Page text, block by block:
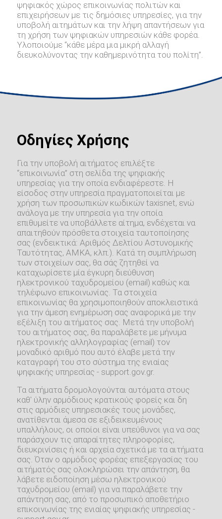
ψηφιακός χώρος επικοινωνίας πολιτών και
επιχειρήσεων με τις δημόσιες υπηρεσίες, για την
υποβολή αιτημάτων και την λήψη απαντήσεων για
τη χρήση των ψηφιακών υπηρεσιών κάθε φορέα.
Υλοποιούμε “κάθε μέρα μια μικρή αλλαγή
διευκολύνοντας την καθημερινότητα του πολίτη”.
Οδηγίες Χρήσης
Για την υποβολή αιτήματος επιλέξτε
“επικοινωνία” στη σελίδα της ψηφιακής
υπηρεσίας για την οποία ενδιαφέρεστε. Η
είσοδος στην υπηρεσία πραγματοποιείται με
χρήση των προσωπικών κωδικών taxisnet, ενώ
ανάλογα με την υπηρεσία για την οποία
επιθυμείτε να υποβάλλετε αίτημα, ενδέχεται να
απαιτηθούν πρόσθετα στοιχεία ταυτοποίησης
σας (ενδεικτικά: Αριθμός Δελτίου Αστυνομικής
Ταυτότητας, ΑΜΚΑ, κλπ.). Κατά τη συμπλήρωση
των στοιχείων σας, θα σάς ζητηθεί να
καταχωρίσετε μία έγκυρη διεύθυνση
ηλεκτρονικού ταχυδρομείου (email) καθώς και
τηλέφωνο επικοινωνίας. Τα στοιχεία
επικοινωνίας θα χρησιμοποιηθούν αποκλειστικά
για την άμεση ενημέρωση σας αναφορικά με την
εξέλιξη του αιτήματος σας. Μετά την υποβολή
του αιτήματος σας, θα παραλάβετε με μήνυμα
ηλεκτρονικής αλληλογραφίας (email) τον
μοναδικό αριθμό που αυτό έλαβε μετά την
καταγραφή του στο σύστημα της ενιαίας
ψηφιακής υπηρεσίας - support.gov.gr.
Τα αιτήματα δρομολογούνται αυτόματα στους
καθ' ύλην αρμόδιους κρατικούς φορείς και δη
στις αρμόδιες υπηρεσιακές τους μονάδες,
ανατίθενται άμεσα σε εξιδεικευμένους
υπαλλήλους, οι οποίοι είναι υπεύθυνοι για να σας
παράσχουν τις απαραίτητες πληροφορίες,
διευκρινίσεις ή και αρχεία σχετικά με τα αιτήματα
σας. Όταν ο αρμόδιος φορέας επεξεργασίας του
αιτήματός σας ολοκληρώσει την απάντηση, θα
λάβετε ειδοποίηση μέσω ηλεκτρονικού
ταχυδρομείου (email) για να παραλάβετε την
απάντηση σας, από το προσωπικό αποθετήριο
επικοινωνίας της ενιαίας ψηφιακής υπηρεσίας -